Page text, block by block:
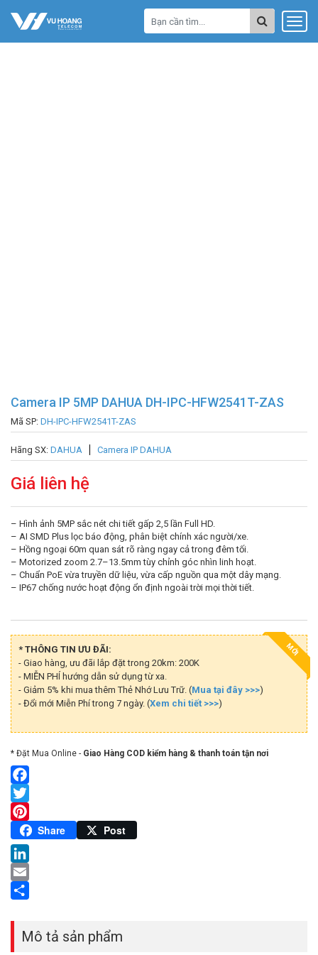
Camera IP 5MP DAHUA DH-IPC-HFW2541T-ZAS
Mã SP: DH-IPC-HFW2541T-ZAS
Hãng SX: DAHUA Camera IP DAHUA
Giá liên hệ
– Hình ảnh 5MP sắc nét chi tiết gấp 2,5 lần Full HD.
– AI SMD Plus lọc báo động, phân biệt chính xác người/xe.
– Hồng ngoại 60m quan sát rõ ràng ngay cả trong đêm tối.
– Motorized zoom 2.7–13.5mm tùy chỉnh góc nhìn linh hoạt.
– Chuẩn PoE vừa truyền dữ liệu, vừa cấp nguồn qua một dây mạng.
– IP67 chống nước hoạt động ổn định ngoài trời mọi thời tiết.
MỚI
* THÔNG TIN ƯU ĐÃI:
- Giao hàng, ưu đãi lắp đặt trong 20km: 200K
- MIỄN PHÍ hướng dẫn sử dụng từ xa.
- Giảm 5% khi mua thêm Thẻ Nhớ Lưu Trữ. (Mua tại đây >>>)
- Đổi mới Miễn Phí trong 7 ngày. (Xem chi tiết >>>)
* Đặt Mua Online - Giao Hàng COD kiểm hàng & thanh toán tận nơi
Facebook
Twitter
Pinterest
Share Post
LinkedIn
Email
Mô tả sản phẩm